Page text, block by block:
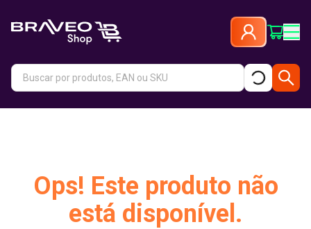
Ops! Este produto não
está disponível.